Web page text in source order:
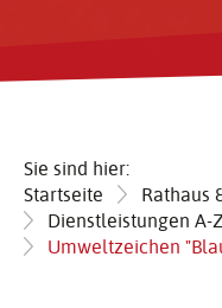
Sie sind hier:
Startseite
Rathaus
Dienstleistungen A-Z
Umweltzeichen